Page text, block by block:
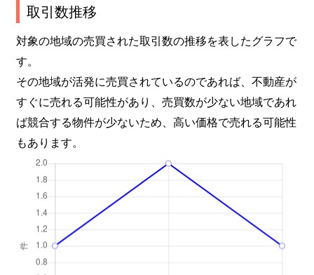
取引数推移
対象の地域の売買された取引数の推移を表したグラフで
す。
その地域が活発に売買されているのであれば、不動産が
すぐに売れる可能性があり、売買数が少ない地域であれ
ば競合する物件が少ないため、高い価格で売れる可能性
もあります。